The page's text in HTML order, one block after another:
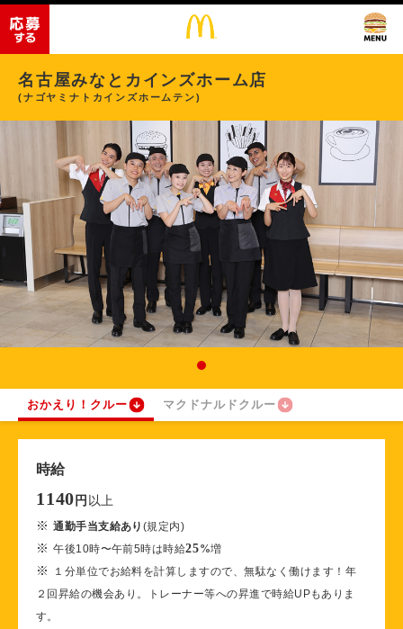
名古屋みなとカインズホーム店
(ナゴヤミナトカインズホームテン)
おかえり！クルー マクドナルドクルー
時給
1140 円 以上
※通勤手当支給あり (規定内)
※午後10時〜午前5時は時給25%増
※
１分単位でお給料を計算しますので、無駄なく働けます！年
２回昇給の機会あり。トレーナー等への昇進で時給UPもありま
す。